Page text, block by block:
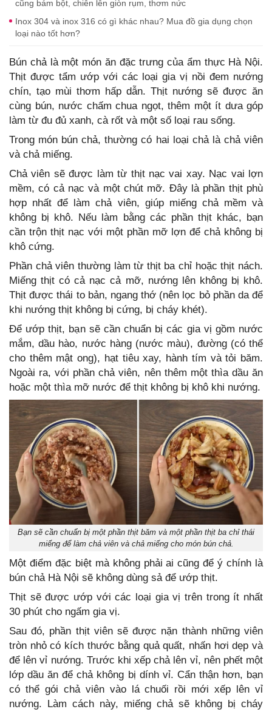
cũng bám bột, chiên lên giòn rụm, thơm nức
Inox 304 và inox 316 có gì khác nhau? Mua đồ gia dụng chọn
loại nào tốt hơn?
Bún chả là một món ăn đặc trưng của ẩm thực Hà Nội.
Thịt được tẩm ướp với các loại gia vị nồi đem nướng
chín, tạo mùi thơm hấp dẫn. Thịt nướng sẽ được ăn
cùng bún, nước chấm chua ngọt, thêm một ít dưa góp
làm từ đu đủ xanh, cà rốt và một số loại rau sống.
Trong món bún chả, thường có hai loại chả là chả viên
và chả miếng.
Chả viên sẽ được làm từ thịt nạc vai xay. Nạc vai lợn
mềm, có cả nạc và một chút mỡ. Đây là phần thịt phù
hợp nhất để làm chả viên, giúp miếng chả mềm và
không bị khô. Nếu làm bằng các phần thịt khác, bạn
cần trộn thịt nạc với một phần mỡ lợn để chả không bị
khô cứng.
Phần chả viên thường làm từ thịt ba chỉ hoặc thịt nách.
Miếng thịt có cả nạc cả mỡ, nướng lên không bị khô.
Thịt được thái to bản, ngang thớ (nên lọc bỏ phần da để
khi nướng thịt không bị cứng, bị cháy khét).
Để ướp thịt, bạn sẽ cần chuẩn bị các gia vị gồm nước
mắm, dầu hào, nước hàng (nước màu), đường (có thể
cho thêm mật ong), hạt tiêu xay, hành tím và tỏi băm.
Ngoài ra, với phần chả viên, nên thêm một thìa dầu ăn
hoặc một thìa mỡ nước để thịt không bị khô khi nướng.
Bạn sẽ cần chuẩn bị một phần thịt băm và một phần thịt ba chỉ thái
miếng để làm chả viên và chả miếng cho món bún chả.
Một điểm đặc biệt mà không phải ai cũng để ý chính là
bún chả Hà Nội sẽ không dùng sả để ướp thịt.
Thịt sẽ được ướp với các loại gia vị trên trong ít nhất
30 phút cho ngấm gia vị.
Sau đó, phần thịt viên sẽ được nặn thành những viên
tròn nhỏ có kích thước bằng quả quất, nhấn hơi dẹp và
để lên vỉ nướng. Trước khi xếp chả lên vỉ, nên phết một
lớp dầu ăn để chả không bị dính vỉ. Cẩn thận hơn, bạn
có thể gói chả viên vào lá chuối rồi mới xếp lên vỉ
nướng. Làm cách này, miếng chả sẽ không bị cháy